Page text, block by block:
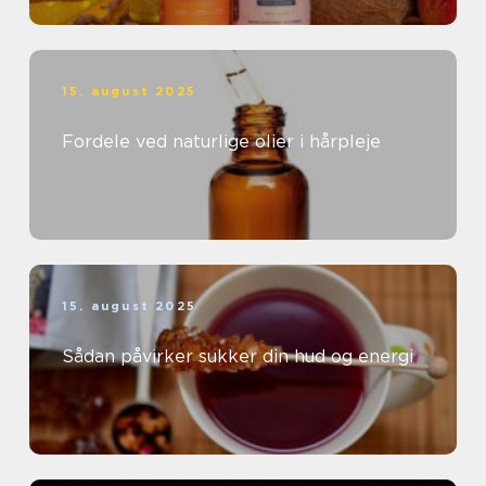
15. august 2025
Fordele ved naturlige olier i hårpleje
15. august 2025
Sådan påvirker sukker din hud og energi